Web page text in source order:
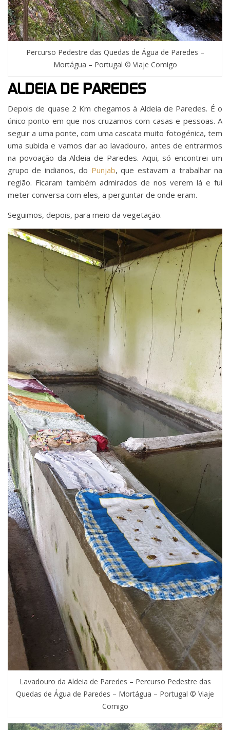
Percurso Pedestre das Quedas de Água de Paredes –
Mortágua – Portugal © Viaje Comigo
ALDEIA DE PAREDES
Depois de quase 2 Km chegamos à Aldeia de Paredes. É o
único ponto em que nos cruzamos com casas e pessoas. A
seguir a uma ponte, com uma cascata muito fotogénica, tem
uma subida e vamos dar ao lavadouro, antes de entrarmos
na povoação da Aldeia de Paredes. Aqui, só encontrei um
grupo de indianos, do Punjab, que estavam a trabalhar na
região. Ficaram também admirados de nos verem lá e fui
meter conversa com eles, a perguntar de onde eram.
Seguimos, depois, para meio da vegetação.
Lavadouro da Aldeia de Paredes – Percurso Pedestre das
Quedas de Água de Paredes – Mortágua – Portugal © Viaje
Comigo